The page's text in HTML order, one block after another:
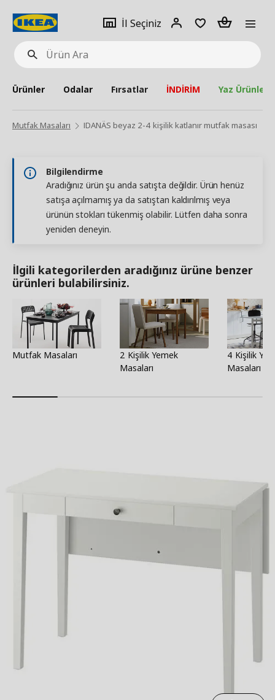
Ürün
Ara
İl Seçiniz
Giriş
Adet
Ürünler Odalar Fırsatlar İNDİRİM Yaz Ürünleri
Mutfak Masaları IDANÄS beyaz 2-4 kişilik katlanır mutfak masası
Bilgilendirme
Aradığınız ürün şu anda satışta değildir. Ürün henüz
satışa açılmamış ya da satıştan kaldırılmış veya
ürünün stokları tükenmiş olabilir. Lütfen daha sonra
yeniden deneyin.
İlgili kategorilerden aradığınız ürüne benzer
ürünleri bulabilirsiniz.
Mutfak Masaları
2 Kişilik Yemek
Masaları
4 Kişilik
Masaları